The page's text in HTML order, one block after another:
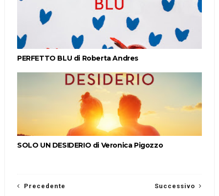
PERFETTO BLU di Roberta Andres
SOLO UN DESIDERIO di Veronica Pigozzo
Successivo
Precedente